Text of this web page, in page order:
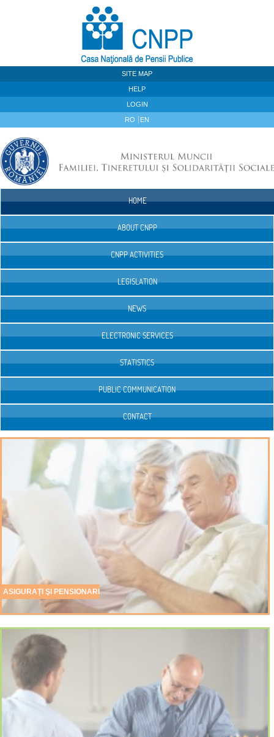
SITE MAP
HELP
LOGIN
RO EN
HOME
ABOUT CNPP
CNPP ACTIVITIES
LEGISLATION
NEWS
ELECTRONIC SERVICES
STATISTICS
PUBLIC COMMUNICATION
CONTACT
ASIGURAȚI ŞI PENSIONARI